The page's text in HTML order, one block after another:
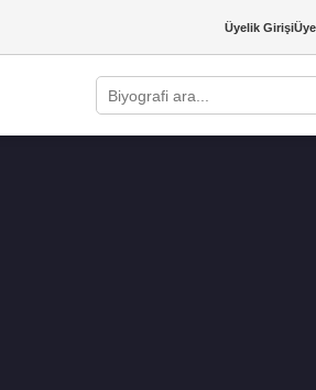
Üyelik Girişi